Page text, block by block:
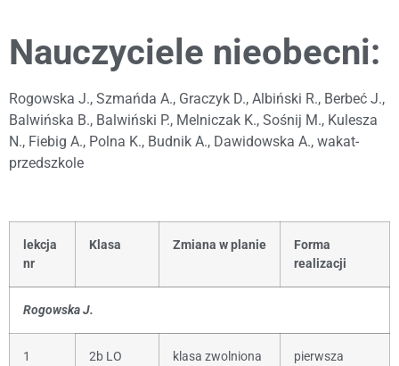
Nauczyciele nieobecni:
Rogowska J., Szmańda A., Graczyk D., Albiński R., Berbeć J.,
Balwińska B., Balwiński P., Melniczak K., Sośnij M., Kulesza
N., Fiebig A., Polna K., Budnik A., Dawidowska A., wakat-
przedszkole
lekcja
nr
Klasa Zmiana w planie
Forma
realizacji
Rogowska J.
1 2b LO klasa zwolniona
pierwsza